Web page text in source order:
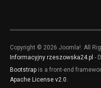
Copyright © 2026 Joomla!. All
Informacyjny rzeszowska24.pl -
Bootstrap is a front-end
Apache License v2.0.